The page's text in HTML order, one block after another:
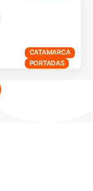
CATAMARCA
PORTADAS